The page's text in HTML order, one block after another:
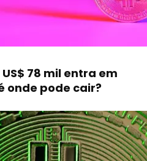
78 mil entra em
onde pode cair?